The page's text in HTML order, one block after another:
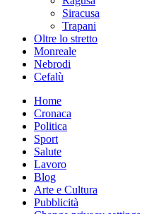
Siracusa
Trapani
Oltre lo stretto
Monreale
Nebrodi
Cefalù
Home
Cronaca
Politica
Sport
Salute
Lavoro
Blog
Arte e Cultura
Pubblicità